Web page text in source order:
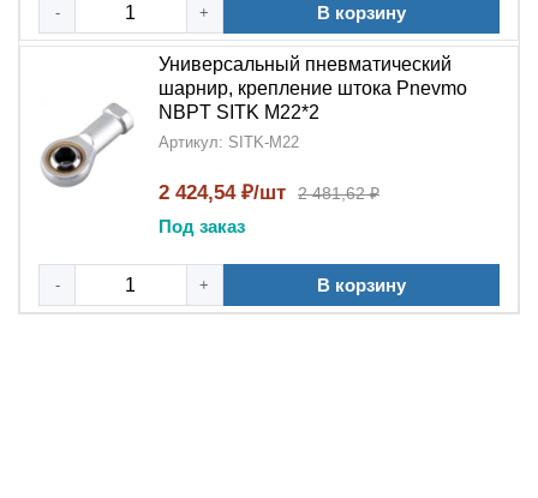
- + В корзину
Универсальный пневматический
шарнир, крепление штока Pnevmo
NBPT SITK M22*2
Артикул: SITK-M22
2 424,54 ₽/шт 2 481,62 ₽
Под заказ
- + В корзину